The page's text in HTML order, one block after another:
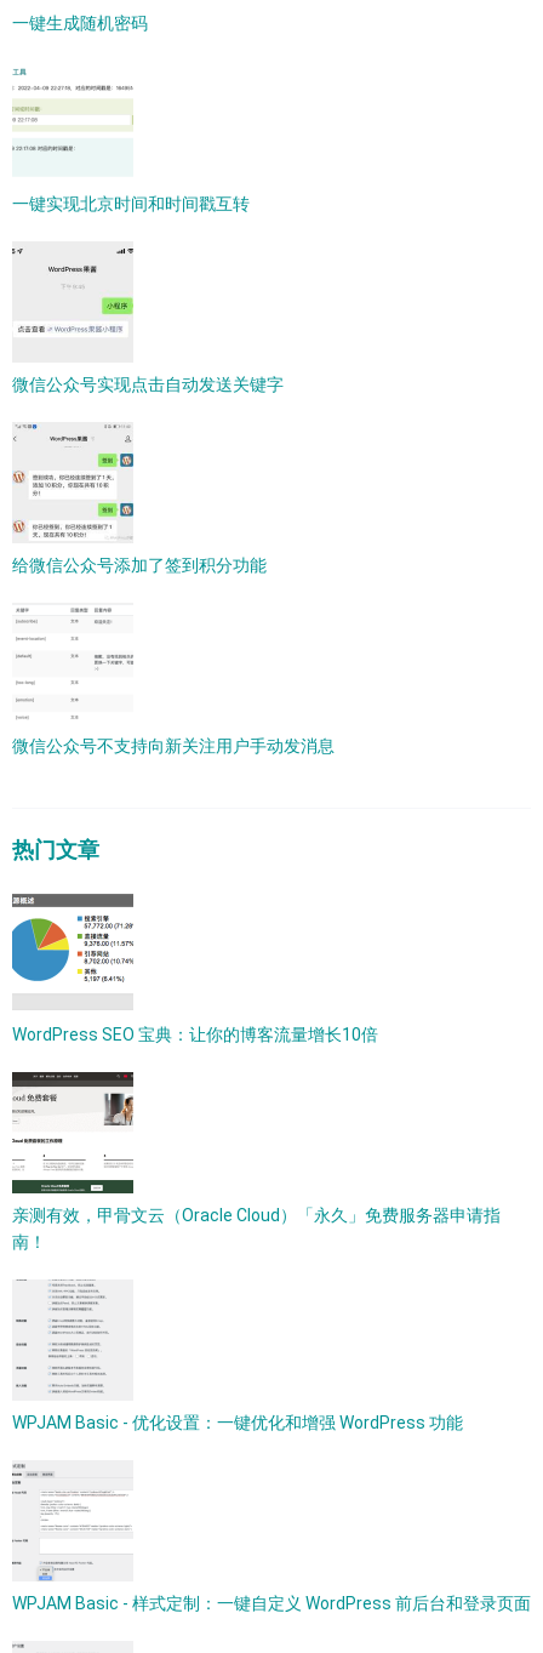
一键生成随机密码
一键实现北京时间和时间戳互转
微信公众号实现点击自动发送关键字
给微信公众号添加了签到积分功能
微信公众号不支持向新关注用户手动发消息
热门文章
WordPress SEO 宝典：让你的博客流量增长10倍
亲测有效，甲骨文云（Oracle Cloud）「永久」免费服务器申请指
南！
WPJAM Basic - 优化设置：一键优化和增强 WordPress 功能
WPJAM Basic - 样式定制：一键自定义 WordPress 前后台和登录页面